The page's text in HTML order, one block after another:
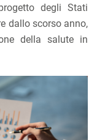
degli Stati
dallo scorso anno,
della salute in